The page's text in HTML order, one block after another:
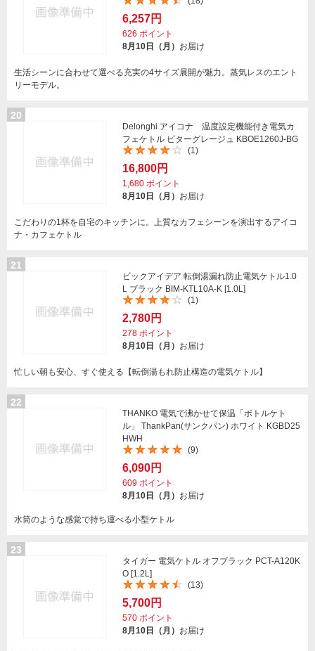
6,257円
626 ポイント
8月10日（月） お届け
生活シーンに合わせて選べる充実の4サイズ展開が魅力。蒸気レスのエント
リーモデル。
20
Delonghi アイコナ 温度設定機能付き電気カ
フェケトル ビターグレージュ KBOE1260J-BG
(1)
16,800円
1,680 ポイント
8月10日（月） お届け
こだわりの1杯を自宅のキッチンに。上質なカフェシーンを演出するアイコ
ナ・カフェケトル
21
ビックアイデア 転倒湯漏れ防止電気ケトル1.0
L ブラック BIM-KTL10A-K [1.0L]
(1)
2,780円
278 ポイント
8月10日（月） お届け
忙しい朝も安心、すぐ使える【転倒湯もれ防止構造の電気ケトル】
22
THANKO 電気で沸かせて保温「ボトルケト
ル」 ThankPan(サンクパン) ホワイト KGBD25
HWH
(9)
6,090円
609 ポイント
8月10日（月） お届け
水筒のような感覚で持ち運べる小型ケトル
23
タイガー 電気ケトル オフブラック PCT-A120K
O [1.2L]
(13)
5,700円
570 ポイント
8月10日（月） お届け